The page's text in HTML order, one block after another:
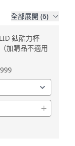
全部展開 (6)
鈦酷力杯
加購品不適用
＋